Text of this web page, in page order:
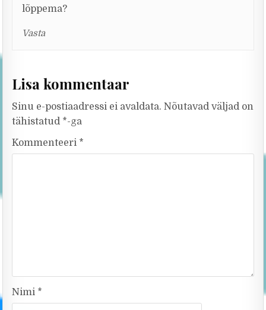
lõppema?
Vasta
Lisa kommentaar
Sinu e-postiaadressi ei avaldata. Nõutavad väljad on
tähistatud *-ga
Kommenteeri *
Nimi *